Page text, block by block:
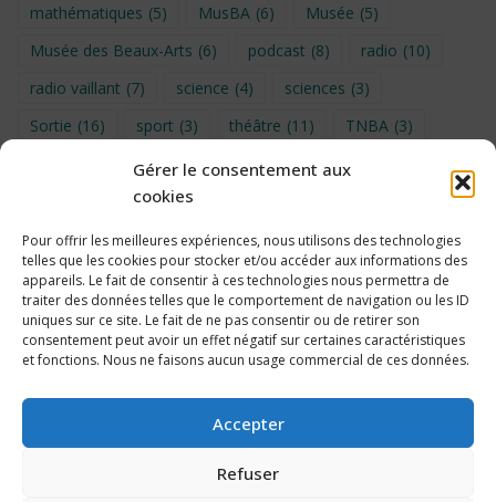
Gérer le consentement aux
cookies
Pour offrir les meilleures expériences, nous utilisons des technologies
telles que les cookies pour stocker et/ou accéder aux informations des
appareils. Le fait de consentir à ces technologies nous permettra de
traiter des données telles que le comportement de navigation ou les ID
uniques sur ce site. Le fait de ne pas consentir ou de retirer son
consentement peut avoir un effet négatif sur certaines caractéristiques
et fonctions. Nous ne faisons aucun usage commercial de ces données.
Accepter
Refuser
mathématiques (5) MusBA (6) Musée (5)
Musée des Beaux-Arts (6) podcast (8) radio (10)
radio vaillant (7) science (4) sciences (3)
Sortie (16) sport (3) théâtre (11) TNBA (3)
UNSS (9) upe2a (7) vidéo
Voyage en provence 2026
Voyage à Bruxelles 2024 (4) Wahid Chakib (4)
éco-délégués (7)
Politique de cookies